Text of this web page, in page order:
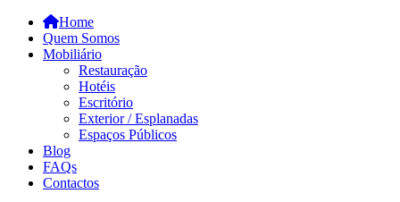
Home
Quem Somos
Mobiliário
Restauração
Hotéis
Escritório
Exterior / Esplanadas
Espaços Públicos
Blog
FAQs
Contactos